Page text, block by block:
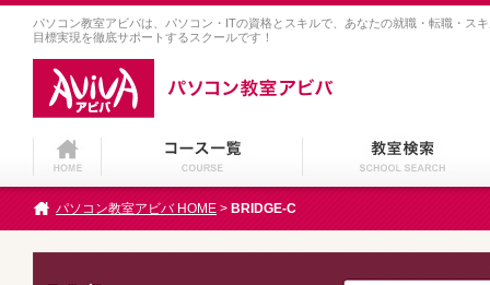
パソコン教室アビバは、パソコン・ITの資格とスキルで、あなたの就職・転職・ス
目標実現を徹底サポートするスクールです！
パソコン教室アビバ HOME > BRIDGE-C